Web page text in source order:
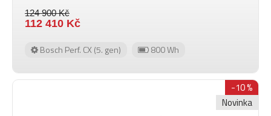
124 900 Kč
112 410 Kč
Bosch Perf. CX (5. gen) 800 Wh
-10 %
Novinka